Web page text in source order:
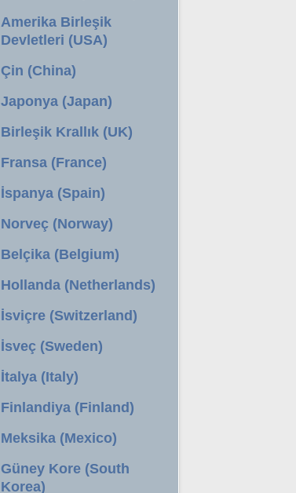
Amerika Birleşik
Devletleri (USA)
Çin (China)
Japonya (Japan)
Birleşik Krallık (UK)
Fransa (France)
İspanya (Spain)
Norveç (Norway)
Belçika (Belgium)
Hollanda (Netherlands)
İsviçre (Switzerland)
İsveç (Sweden)
İtalya (Italy)
Finlandiya (Finland)
Meksika (Mexico)
Güney Kore (South
Korea)